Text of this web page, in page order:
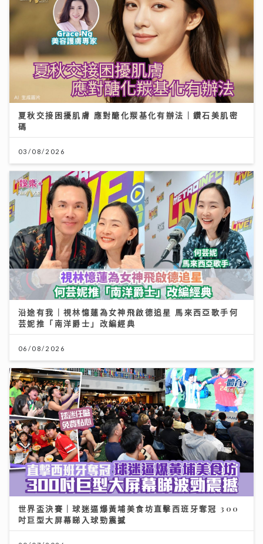
夏秋交接困擾肌膚 應對醣化羰基化有辦法｜鑽石美肌密
碼
03/08/2026
沿途有我｜視林憶蓮為女神飛啟德追星 馬來西亞歌手何
芸妮推「南洋爵士」改編經典
06/08/2026
世界盃決賽｜球迷逼爆黃埔美食坊直擊西班牙奪冠 300
吋巨型大屏幕睇入球勁震撼
20/07/2026